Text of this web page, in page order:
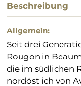
Beschreibung
Allgemein:
Seit drei
Rougon in
die im südlichen
nordöstlich von